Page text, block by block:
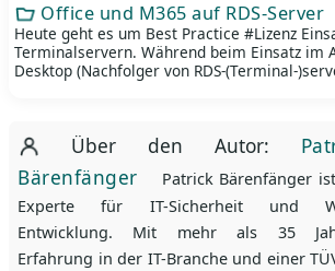
Office und M365 auf RDS-Server
Heute geht es um Best Practice #Lizenz
Terminalservern. Während beim Einsatz im
Desktop (Nachfolger von RDS-(Terminal-
Über den Autor:
Bärenfänger
Patrick Bärenfänger
Experte für IT-Sicherheit und
Entwicklung. Mit mehr als 35
Erfahrung in der IT-Branche und einer